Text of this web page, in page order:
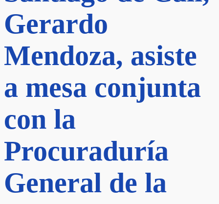
Gerardo
Mendoza, asiste
a mesa conjunta
con la
Procuraduría
General de la